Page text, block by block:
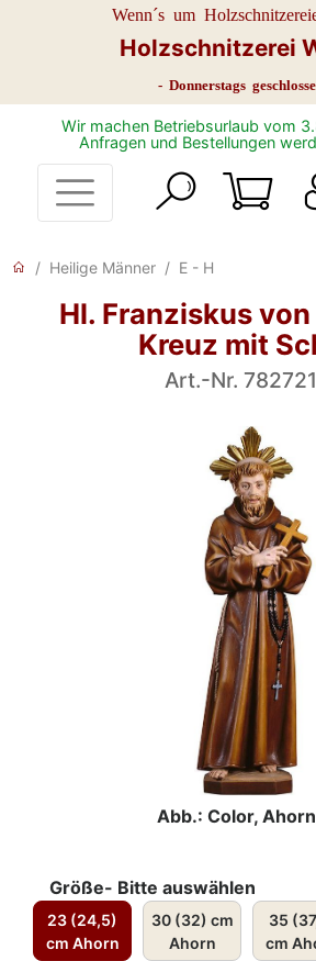
Wenn´s um
Holzschnitzerei
- Donnerstags
Wir machen Betriebsurlaub vom
Anfragen und Bestellungen
Heilige Männer E - H
Hl. Franziskus
Kreuz mit
Art.-Nr.
Abb.: Color,
Größe- Bitte auswählen
23 (24,5)
cm Ahorn
30 (32) cm
Ahorn
35
cm